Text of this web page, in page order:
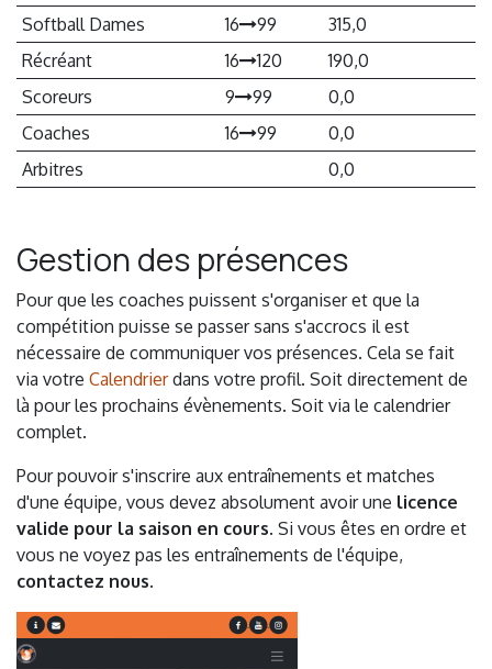
Softball Dames
16 99
315,0
Récréant
16 120
190,0
Scoreurs
9 99
0,0
Coaches
16 99
0,0
Arbitres
0,0
Gestion des présences
Pour que les coaches puissent s'organiser et que la
compétition puisse se passer sans s'accrocs il est
nécessaire de communiquer vos présences. Cela se fait
via votre Calendrierdans votre profil. Soit directement de
là pour les prochains évènements. Soit via le calendrier
complet.
Pour pouvoir s'inscrire aux entraînements et matches
d'une équipe, vous devez absolument avoir une licence
valide pour la saison en cours. Si vous êtes en ordre et
vous ne voyez pas les entraînements de l'équipe,
contactez nous.